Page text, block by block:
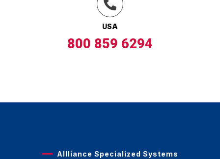
USA
800 859 6294
Allliance Specialized Systems